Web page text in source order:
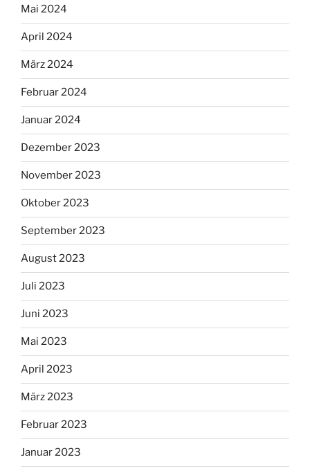
Mai 2024
April 2024
März 2024
Februar 2024
Januar 2024
Dezember 2023
November 2023
Oktober 2023
September 2023
August 2023
Juli 2023
Juni 2023
Mai 2023
April 2023
März 2023
Februar 2023
Januar 2023